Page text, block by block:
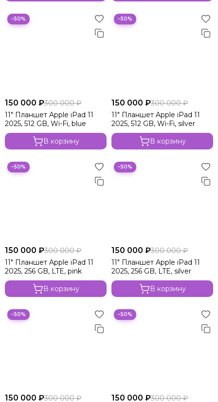
−50%
150 000 ₽300 000 ₽
11" Планшет Apple iPad 11
2025, 512 GB, Wi-Fi, blue
В корзину
−50%
150 000 ₽300 000 ₽
11" Планшет Apple iPad 11
2025, 512 GB, Wi-Fi, silver
В корзину
−50%
150 000 ₽300 000 ₽
11" Планшет Apple iPad 11
2025, 256 GB, LTE, pink
В корзину
−50%
150 000 ₽300 000 ₽
11" Планшет Apple iPad 11
2025, 256 GB, LTE, silver
В корзину
−50%
150 000 ₽300 000 ₽
−50%
150 000 ₽300 000 ₽